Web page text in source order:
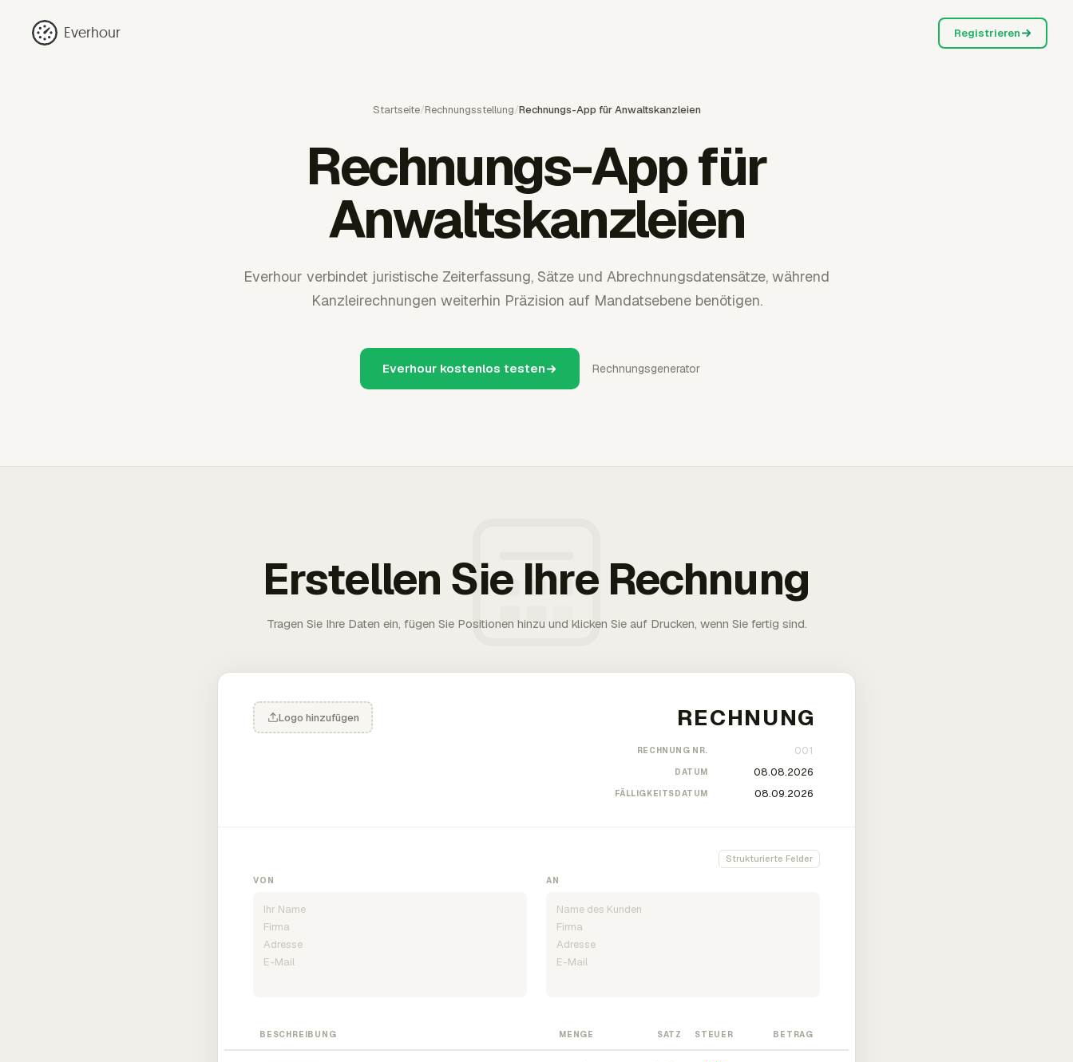
Everhour Registrieren
Startseite/Rechnungsstellung/Rechnungs-App für Anwaltskanzleien
Rechnungs-App für
Anwaltskanzleien
Everhour verbindet juristische Zeiterfassung, Sätze und Abrechnungsdatensätze, während
Kanzleirechnungen weiterhin Präzision auf Mandatsebene benötigen.
Everhour kostenlos testen Rechnungsgenerator
Erstellen Sie Ihre Rechnung
Tragen Sie Ihre Daten ein, fügen Sie Positionen hinzu und klicken Sie auf Drucken, wenn Sie fertig sind.
Logo hinzufügen
RECHNUNG NR.
DATUM
FÄLLIGKEITSDATUM
Strukturierte Felder
VON AN
BESCHREIBUNG MENGE SATZ STEUER BETRAG